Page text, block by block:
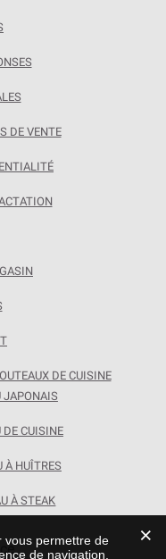
DE VENTE
DE CUISINE
JAPONAIS
DE CUISINE
À HUÎTRES
À STEAK
vous permettre de
de navigation,